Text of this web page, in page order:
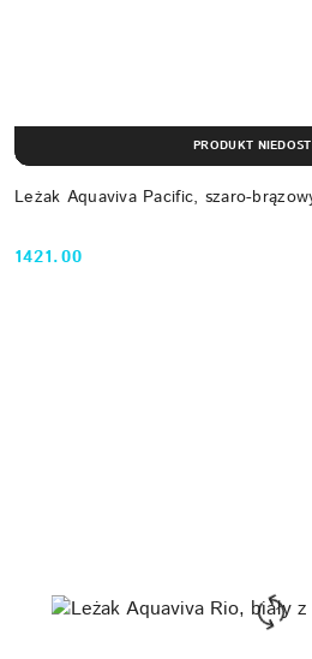
Leżak Aquaviva Pacific, szaro-
Cena:
1421.00
PRODUKT